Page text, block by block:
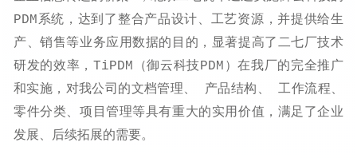
PDM系统，达到了整合产品设计、工艺资源，并提供给生
产、销售等业务应用数据的目的，显著提高了二七厂技术
研发的效率，TiPDM（御云科技PDM）在我厂的完全推广
和实施，对我公司的文档管理、 产品结构、 工作流程、
零件分类、项目管理等具有重大的实用价值，满足了企业
发展、后续拓展的需要。